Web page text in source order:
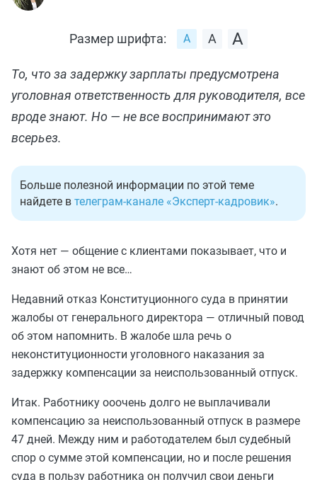
Размер шрифта:
То, что за задержку зарплаты предусмотрена
уголовная ответственность для руководителя, все
вроде знают. Но — не все воспринимают это
всерьез.
Больше полезной информации по этой теме
найдете в телеграм-канале «Эксперт-кадровик».
Хотя нет — общение с клиентами показывает, что и
знают об этом не все…
Недавний отказ Конституционного суда в принятии
жалобы от генерального директора — отличный повод
об этом напомнить. В жалобе шла речь о
неконституционности уголовного наказания за
задержку компенсации за неиспользованный отпуск.
Итак. Работнику ооочень долго не выплачивали
компенсацию за неиспользованный отпуск в размере
47 дней. Между ним и работодателем был судебный
спор о сумме этой компенсации, но и после решения
суда в пользу работника он получил свои деньги